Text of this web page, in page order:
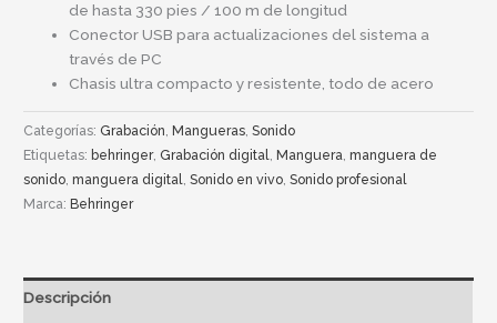
de hasta 330 pies / 100 m de longitud
Conector USB para actualizaciones del sistema a
través de PC
Chasis ultra compacto y resistente, todo de acero
Categorías: Grabación,Mangueras,Sonido
Etiquetas: behringer, Grabación digital,Manguera,manguera de
sonido,manguera digital,Sonido en vivo,Sonido profesional
Marca:Behringer
Descripción